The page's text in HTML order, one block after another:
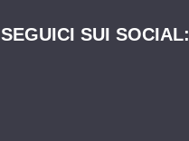
SEGUICI SUI SOCIAL: